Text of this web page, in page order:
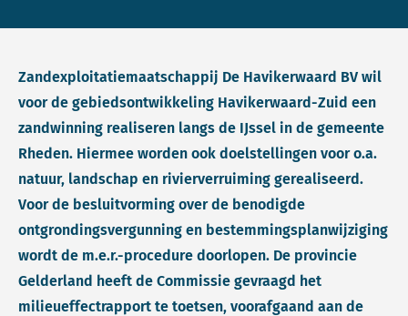
Zandexploitatiemaatschappij De Havikerwaard BV wil
voor de gebiedsontwikkeling Havikerwaard-Zuid een
zandwinning realiseren langs de IJssel in de gemeente
Rheden. Hiermee worden ook doelstellingen voor o.a.
natuur, landschap en rivierverruiming gerealiseerd.
Voor de besluitvorming over de benodigde
ontgrondingsvergunning en bestemmingsplanwijziging
wordt de m.e.r.-procedure doorlopen. De provincie
Gelderland heeft de Commissie gevraagd het
milieueffectrapport te toetsen, voorafgaand aan de